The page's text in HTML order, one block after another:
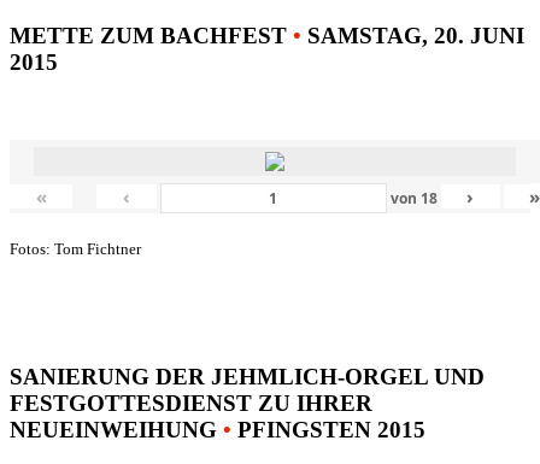
METTE ZUM BACHFEST • SAMSTAG, 20. JUNI
2015
« ‹ von 18 › »
Fotos: Tom Fichtner
SANIERUNG DER JEHMLICH-ORGEL UND
FESTGOTTESDIENST ZU IHRER
NEUEINWEIHUNG • PFINGSTEN 2015